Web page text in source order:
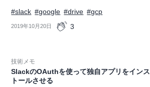
#slack #google #drive #gcp
2019年10月20日 3
技術メモ
SlackのOAuthを使って独自アプリをインス
トールさせる